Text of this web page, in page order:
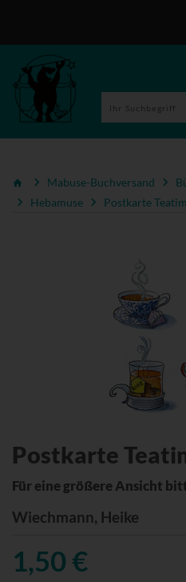
Mabuse-Buchversand
Hebamuse
Postkarte
Postkarte
Für eine größere Ansicht
Wiechmann, Heike
1,50 €